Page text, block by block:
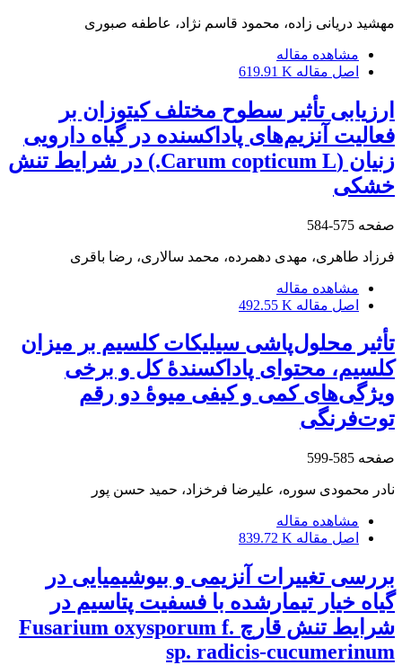
مهشید دریانی زاده، محمود قاسم نژاد، عاطفه صبوری
مشاهده مقاله
اصل مقاله 619.91 K
ارزیابی تأثیر سطوح مختلف کیتوزان بر
فعالیت آنزیم‌های پاداکسنده در گیاه دارویی
زنیان (Carum copticum L.) در شرایط تنش
خشکی
صفحه 575-584
فرزاد طاهری، مهدی دهمرده، محمد سالاری، رضا باقری
مشاهده مقاله
اصل مقاله 492.55 K
تأثیر محلول‌پاشی سیلیکات کلسیم بر میزان
کلسیم، محتوای پاداکسندۀ کل و برخی
ویژگی‌های کمی و کیفی میوۀ دو رقم
توت‌فرنگی
صفحه 585-599
نادر محمودی سوره، علیرضا فرخزاد، حمید حسن پور
مشاهده مقاله
اصل مقاله 839.72 K
بررسی تغییرات آنزیمی و بیوشیمیایی در
گیاه خیار تیمارشده با فسفیت پتاسیم در
شرایط تنش قارچ Fusarium oxysporum f.
sp. radicis-cucumerinum